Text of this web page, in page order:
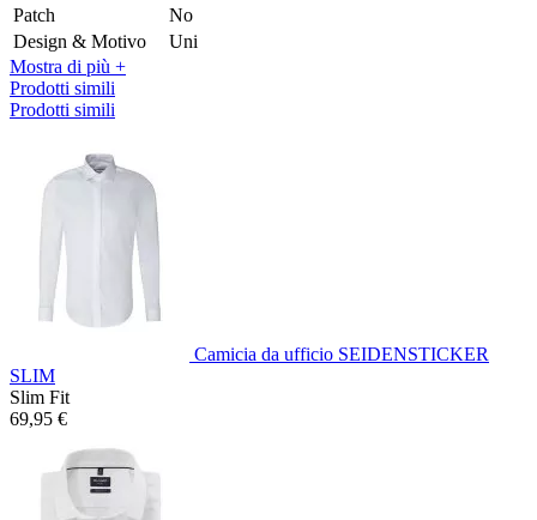
Patch
No
Design & Motivo
Uni
Mostra di più +
Prodotti simili
Prodotti simili
Camicia da ufficio SEIDENSTICKER
SLIM
Slim Fit
69,95 €